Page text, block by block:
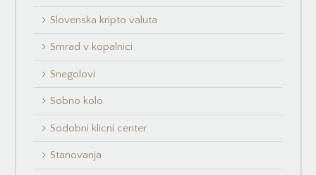
Slovenska kripto valuta
Smrad v kopalnici
Snegolovi
Sobno kolo
Sodobni klicni center
Stanovanja